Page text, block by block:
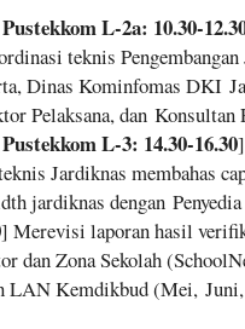
L-2a: 10.30-
teknis
Dinas Kominfomas DKI
Pelaksana, dan Konsultan
L-3: 14.30-16.30
Jardiknas membahas
jardiknas dengan
] Merevisi laporan hasil
dan Zona Sekolah
LAN Kemdikbud (Mei,